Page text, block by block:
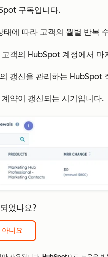
구독입니다.
태에 따라 고객의 월별 반복
고객의 HubSpot 계정에서
갱신을 관리하는 HubSpot
약이 갱신되는 시기입니다.
었나요?
아니요